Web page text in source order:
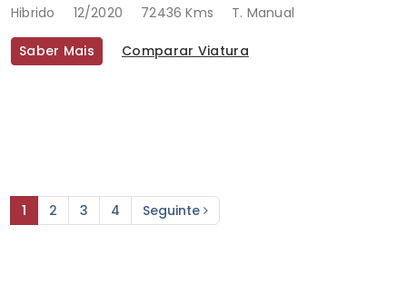
Hibrido 12/2020 72436 Kms T. Manual
Saber Mais Comparar Viatura
1 2 3 4 Seguinte